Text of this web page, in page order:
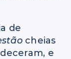
de
cheias
e